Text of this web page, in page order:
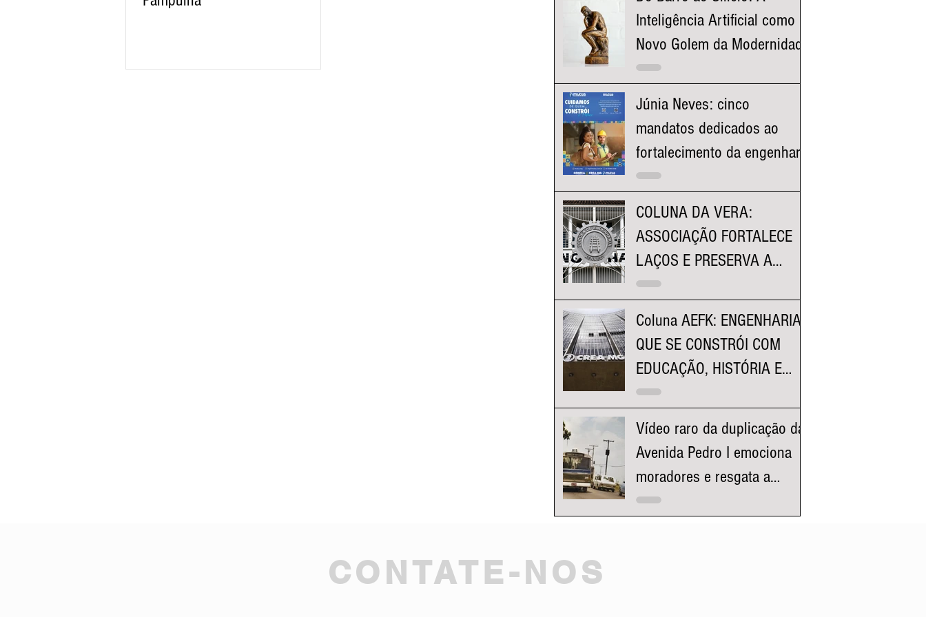
Inteligência Artificial como o
Novo Golem da Modernidade
Júnia Neves: cinco
mandatos dedicados ao
fortalecimento da engenharia
e à valorização dos
COLUNA DA VERA:
ASSOCIAÇÃO FORTALECE
LAÇOS E PRESERVA A
HISTÓRIA DA FACULDADE
Coluna AEFK: ENGENHARIA
QUE SE CONSTRÓI COM
EDUCAÇÃO, HISTÓRIA E
REPRESENTATIVIDADE
Vídeo raro da duplicação da
Avenida Pedro I emociona
moradores e resgata a
história da região da
CONTATE-NOS